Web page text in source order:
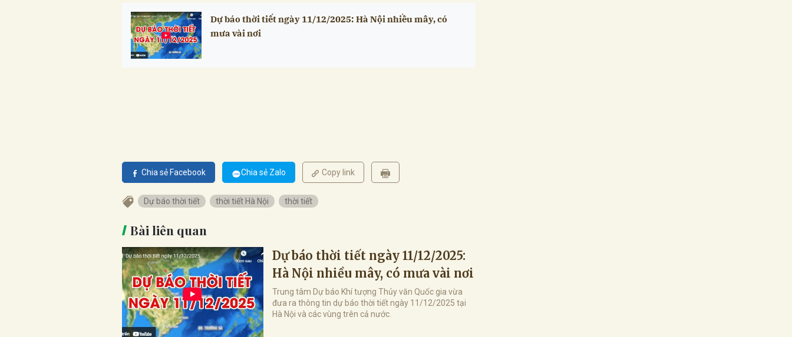
Dự báo thời tiết ngày 11/12/2025: Hà Nội nhiều mây, có
mưa vài nơi
Chia sẻ Facebook Chia sẻ Zalo Copy link
Dự báo thời tiết thời tiết Hà Nội thời tiết
Bài liên quan
Dự báo thời tiết ngày 11/12/2025:
Hà Nội nhiều mây, có mưa vài nơi
Trung tâm Dự báo Khí tượng Thủy văn Quốc gia vừa
đưa ra thông tin dự báo thời tiết ngày 11/12/2025 tại
Hà Nội và các vùng trên cả nước.